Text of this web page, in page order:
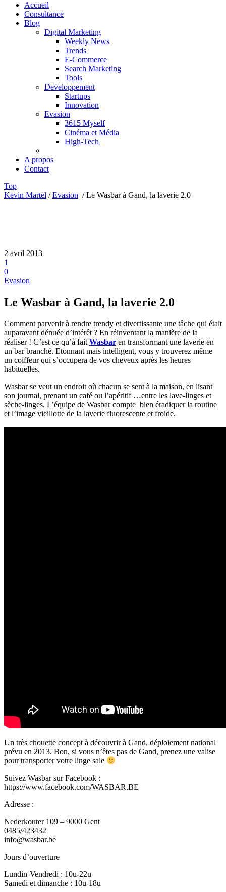
Accueil
Consultance
Blog
Digital Marketing
Weekly News
Trends
E-Commerce
Search Marketing
Tools
Developpement
Startups
Innovation
Evasion
3615 Myself
Cinéma et Média
High-Tech
A propos
Contact
Top
Kevin Martel /Evasion /Le Wasbar à Gand, la laverie 2.0
2 avril 2013
1
0
Evasion
Le Wasbar à Gand, la laverie 2.0
Comment parvenir à rendre trendy et divertissante une tâche qui était
auparavant dénuée d’intérêt ? En réinventant la manière de la
réaliser ! C’est ce qu’à fait Wasbar en transformant une laverie en
un bar branché. Etonnant mais intelligent, vous y trouverez même
un coiffeur qui s’occupera de vos cheveux après les heures
habituelles.
Wasbar se veut un endroit où chacun se sent à la maison, en lisant
son journal, prenant un café ou l’apéritif …entre les lave-linges et
sèche-linges. L’équipe de Wasbar compte bien éradiquer la routine
et l’image vieillotte de la laverie fluorescente et froide.
Un très chouette concept à découvrir à Gand, déploiement national
prévu en 2013. Bon, si vous n’êtes pas de Gand, prenez une valise
pour transporter votre linge sale
Suivez Wasbar sur Facebook :
https://www.facebook.com/WASBAR.BE
Adresse :
Nederkouter 109 – 9000 Gent
0485/423432
info@wasbar.be
Jours d’ouverture
Lundin-Vendredi : 10u-22u
Samedi et dimanche : 10u-18u